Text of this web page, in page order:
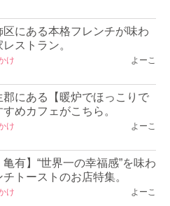
区にある本格フレンチが味わ
ストラン。
け よーこ
郡にある【暖炉でほっこりで
めカフェがこちら。
け よーこ
亀有】“世界一の幸福感”を味わ
チトーストのお店特集。
け よーこ